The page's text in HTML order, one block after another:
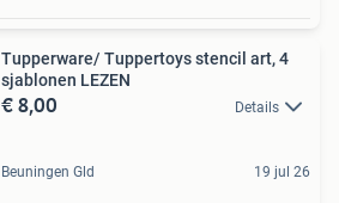
Tupperware/ Tuppertoys stencil art, 4
sjablonen LEZEN
€ 8,00 Details
Beuningen Gld 19 jul 26